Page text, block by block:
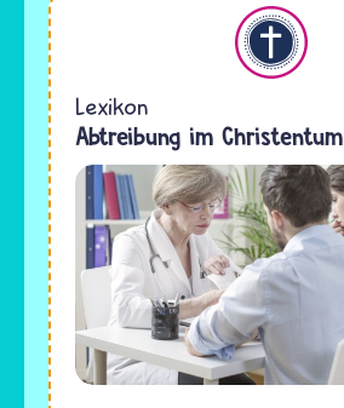
Christentum
Lexikon
Abtreibung im Christentum